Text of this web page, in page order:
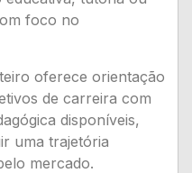
foco no
oferece orientação
de carreira com
disponíveis,
uma trajetória
mercado.